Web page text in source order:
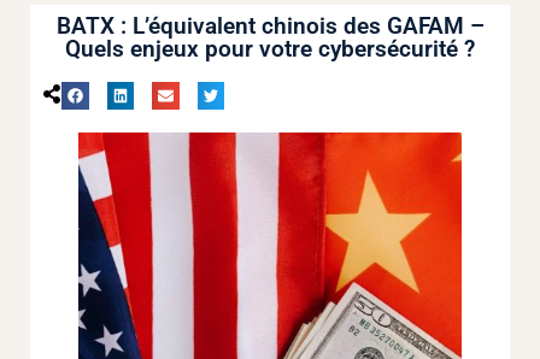
BATX : L’équivalent chinois des GAFAM –
Quels enjeux pour votre cybersécurité ?